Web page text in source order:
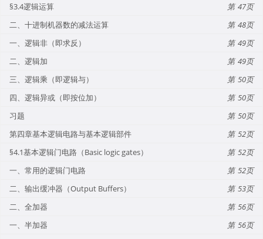
§3.4逻辑运算
47
二、十进制机器数的减法运算
48
一、逻辑非（即求反）
49
二、逻辑加
49
三、逻辑乘（即逻辑与）
50
四、逻辑异或（即按位加）
50
习题
50
第四章基本逻辑电路与基本逻辑部件
52
§4.1基本逻辑门电路（Basic logic gates）
52
一、常用的逻辑门电路
52
二、输出缓冲器（Output Buffers）
53
二、全加器
56
一、半加器
56